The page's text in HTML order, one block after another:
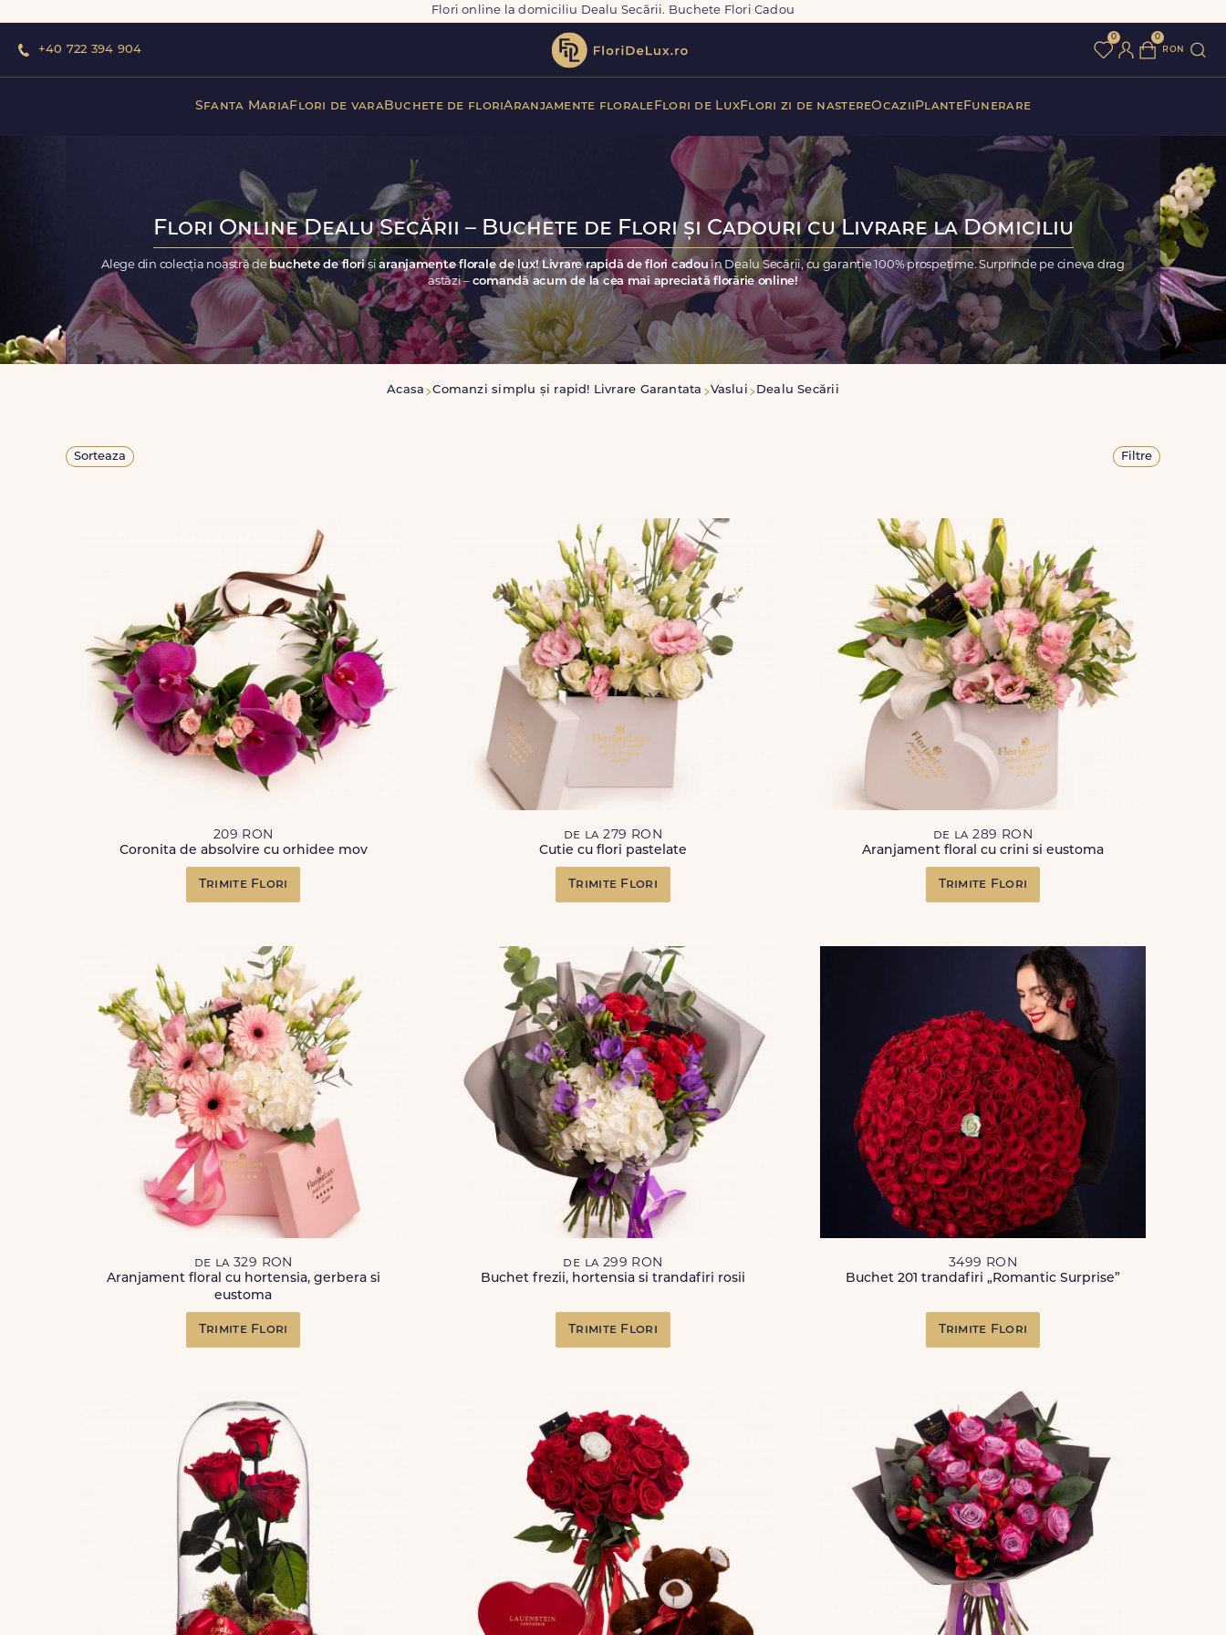
Flori online la domiciliu Dealu Secării. Buchete Flori Cadou
+40 722 394 904
0 0
ron
Sfanta MariaFlori de varaBuchete de floriAranjamente florale Flori de LuxFlori zi de nastereOcazii PlanteFunerare
Flori Online Dealu Secării – Buchete de Flori și Cadouri cu Livrare la Domiciliu
Alege din colecția noastră de buchete de florișiaranjamente florale de lux! Livrare rapidă de flori cadou în Dealu Secării, cu garanție 100% prospețime. Surprinde pe cineva drag
astăzi – comandă acum de la cea mai apreciată florărie online!
Acasa Comanzi simplu și rapid! Livrare Garantata Vaslui Dealu Secării
Sorteaza Filtre
209 RON
Coronita de absolvire cu orhidee mov
Trimite Flori
de la 279 RON
Cutie cu flori pastelate
Trimite Flori
de la 289 RON
Aranjament floral cu crini si eustoma
Trimite Flori
de la 329 RON
Aranjament floral cu hortensia, gerbera si
eustoma
Trimite Flori
de la 299 RON
Buchet frezii, hortensia si trandafiri rosii
Trimite Flori
3499 RON
Buchet 201 trandafiri „Romantic Surprise”
Trimite Flori